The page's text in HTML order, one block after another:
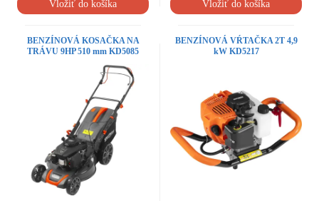
Vložiť do košíka Vložiť do košíka
BENZÍNOVÁ KOSAČKA NA
TRÁVU 9HP 510 mm KD5085
BENZÍNOVÁ VŔTAČKA 2T 4,9
kW KD5217